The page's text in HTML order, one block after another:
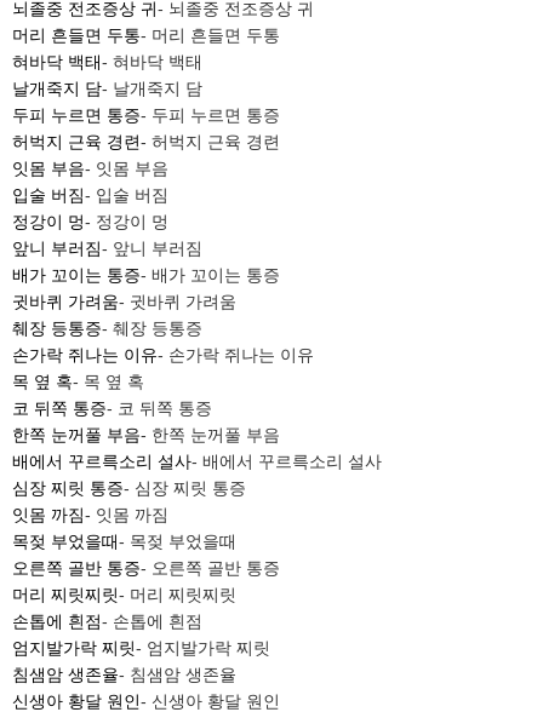
뇌졸중 전조증상 귀- 뇌졸중 전조증상 귀
머리 흔들면 두통- 머리 흔들면 두통
혀바닥 백태- 혀바닥 백태
날개죽지 담- 날개죽지 담
두피 누르면 통증- 두피 누르면 통증
허벅지 근육 경련- 허벅지 근육 경련
잇몸 부음- 잇몸 부음
입술 버짐- 입술 버짐
정강이 멍- 정강이 멍
앞니 부러짐- 앞니 부러짐
배가 꼬이는 통증- 배가 꼬이는 통증
귓바퀴 가려움- 귓바퀴 가려움
췌장 등통증- 췌장 등통증
손가락 쥐나는 이유- 손가락 쥐나는 이유
목 옆 혹- 목 옆 혹
코 뒤쪽 통증- 코 뒤쪽 통증
한쪽 눈꺼풀 부음- 한쪽 눈꺼풀 부음
배에서 꾸르륵소리 설사- 배에서 꾸르륵소리 설사
심장 찌릿 통증- 심장 찌릿 통증
잇몸 까짐- 잇몸 까짐
목젖 부었을때- 목젖 부었을때
오른쪽 골반 통증- 오른쪽 골반 통증
머리 찌릿찌릿- 머리 찌릿찌릿
손톱에 흰점- 손톱에 흰점
엄지발가락 찌릿- 엄지발가락 찌릿
침샘암 생존율- 침샘암 생존율
신생아 황달 원인- 신생아 황달 원인